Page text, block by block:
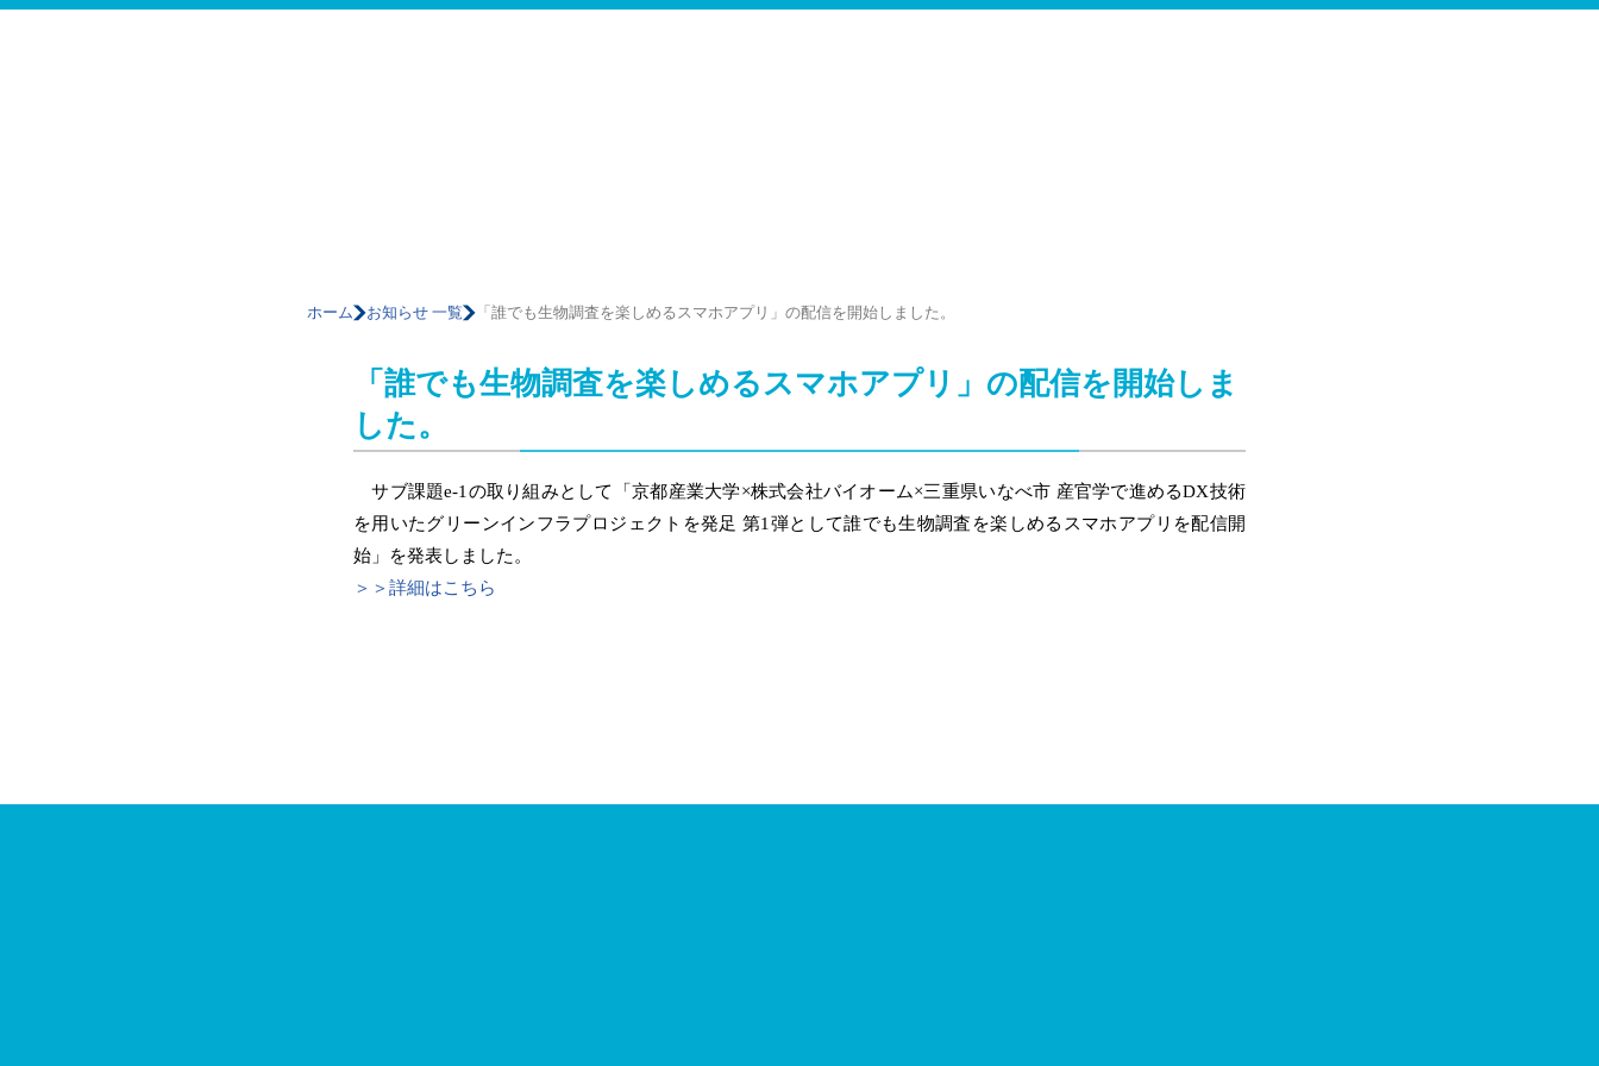
ホーム お知らせ 一覧 「誰でも生物調査を楽しめるスマホアプリ」の配信を開始しました。
「誰でも生物調査を楽しめるスマホアプリ」の配信を開始しま
した。
サブ課題e-1の取り組みとして「京都産業大学×株式会社バイオーム×三重県いなべ市 産官学で進めるDX技術
を用いたグリーンインフラプロジェクトを発足 第1弾として誰でも生物調査を楽しめるスマホアプリを配信開
始」を発表しました。
＞＞詳細はこちら